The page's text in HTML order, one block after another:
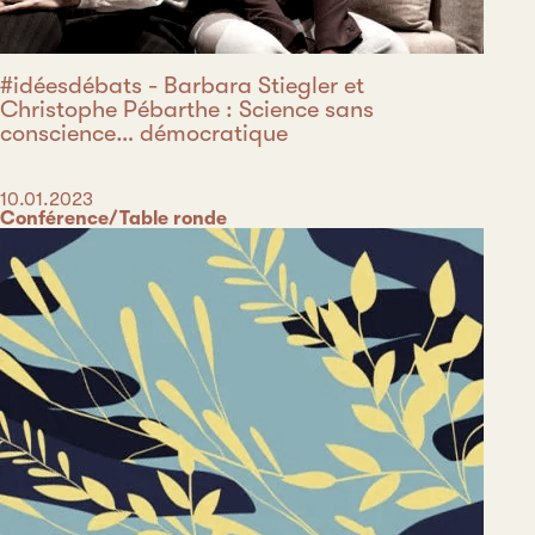
#idéesdébats - Barbara Stiegler et
Christophe Pébarthe : Science sans
conscience… démocratique
Date
10.01.2023
Catégorie
Conférence/Table ronde